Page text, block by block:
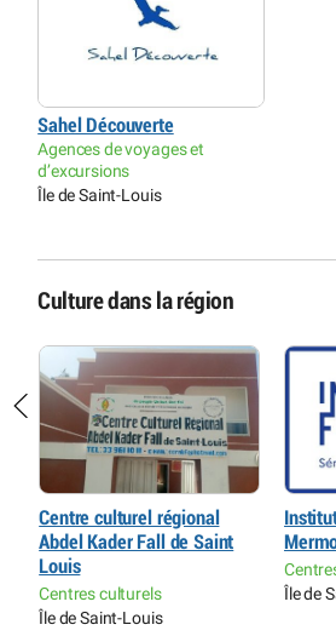
Sahel Découverte
Agences de voyages et
d’excursions
Île de Saint-Louis
Culture dans la région
Centre culturel régional
Abdel Kader Fall de Saint
Louis
Centres culturels
Île de Saint-Louis
Île de